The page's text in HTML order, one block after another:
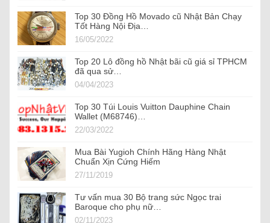
Top 30 Đồng Hồ Movado cũ Nhật Bản Chạy
Tốt Hàng Nội Địa…
16/05/2022
Top 20 Lô đồng hồ Nhật bãi cũ giá sỉ TPHCM
đã qua sử…
04/04/2023
Top 30 Túi Louis Vuitton Dauphine Chain
Wallet (M68746)…
22/03/2022
Mua Bài Yugioh Chính Hãng Hàng Nhật
Chuẩn Xịn Cứng Hiếm
27/11/2019
Tư vấn mua 30 Bộ trang sức Ngọc trai
Baroque cho phụ nữ…
02/11/2023